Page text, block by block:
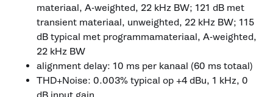
materiaal, A-weighted, 22 kHz BW; 121 dB met
transient materiaal, unweighted, 22 kHz BW; 115
dB typical met programmamateriaal, A-weighted,
22 kHz BW
alignment delay: 10 ms per kanaal (60 ms totaal)
THD+Noise: 0.003% typical op +4 dBu, 1 kHz, 0